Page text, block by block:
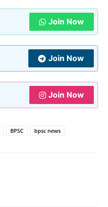
Join Now
Join Now
Join Now
BPSC bpsc news